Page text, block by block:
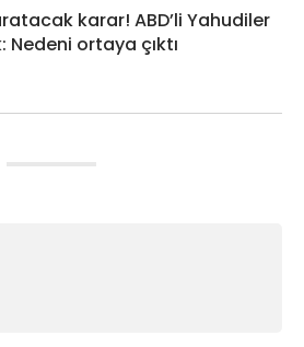
karar! ABD’li Yahudiler
Nedeni ortaya çıktı